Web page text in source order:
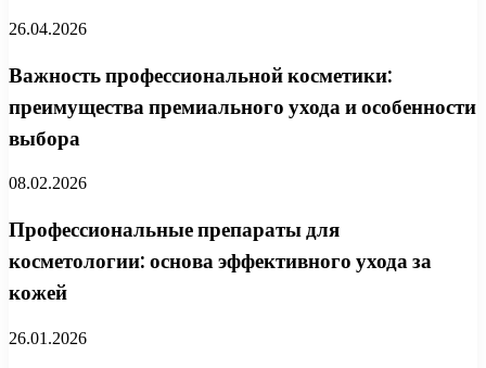
26.04.2026
Важность профессиональной косметики:
преимущества премиального ухода и особенности
выбора
08.02.2026
Профессиональные препараты для
косметологии: основа эффективного ухода за
кожей
26.01.2026